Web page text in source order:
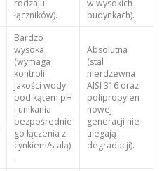
rodzaju
łączników).
w wysokich
budynkach).
Bardzo
wysoka
(wymaga
kontroli
jakości wody
pod kątem pH
i unikania
bezpośrednie
go łączenia z
cynkiem/stalą)
.
Absolutna
(stal
nierdzewna
AISI 316 oraz
polipropylen
nowej
generacji nie
ulegają
degradacji).